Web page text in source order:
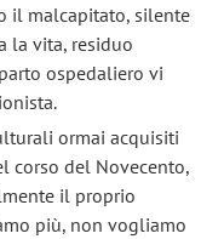
il malcapitato, silente
la vita, residuo
ospedaliero vi
ormai acquisiti
corso del Novecento,
il proprio
più, non vogliamo